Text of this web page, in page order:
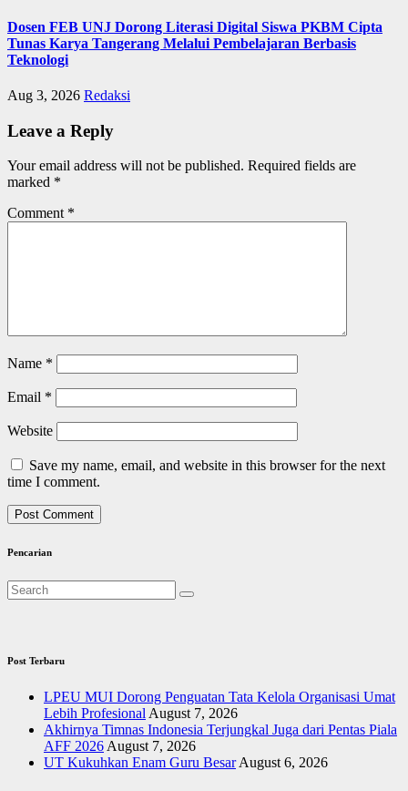
Dosen FEB UNJ Dorong Literasi Digital Siswa PKBM Cipta
Tunas Karya Tangerang Melalui Pembelajaran Berbasis
Teknologi
Aug 3, 2026 Redaksi
Leave a Reply
Your email address will not be published. Required fields are
marked *
Comment *
Name *
Email *
Website
Save my name, email, and website in this browser for the next
time I comment.
Pencarian
Post Terbaru
LPEU MUI Dorong Penguatan Tata Kelola Organisasi Umat
Lebih Profesional August 7, 2026
Akhirnya Timnas Indonesia Terjungkal Juga dari Pentas Piala
AFF 2026 August 7, 2026
UT Kukuhkan Enam Guru Besar August 6, 2026